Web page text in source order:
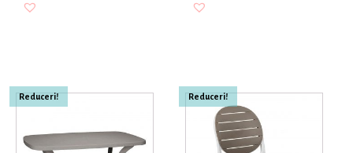
Reduceri! Reduceri!